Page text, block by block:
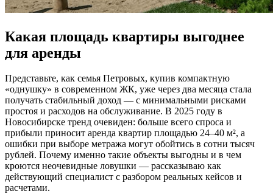
Какая площадь квартиры выгоднее
для аренды
Представьте, как семья Петровых, купив компактную
«однушку» в современном ЖК, уже через два месяца стала
получать стабильный доход — с минимальными рисками
простоя и расходов на обслуживание. В 2025 году в
Новосибирске тренд очевиден: больше всего спроса и
прибыли приносит аренда квартир площадью 24–40 м², а
ошибки при выборе метража могут обойтись в сотни тысяч
рублей. Почему именно такие объекты выгодны и в чем
кроются неочевидные ловушки — рассказываю как
действующий специалист с разбором реальных кейсов и
расчетами.